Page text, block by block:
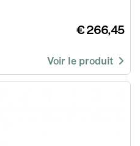
€ 266,45
Voir le produit